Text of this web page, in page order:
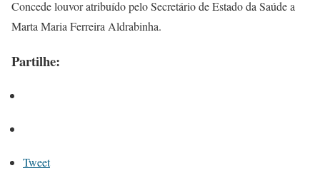
Concede louvor atribuído pelo Secretário de Estado da Saúde a
Marta Maria Ferreira Aldrabinha.
Partilhe:
Tweet